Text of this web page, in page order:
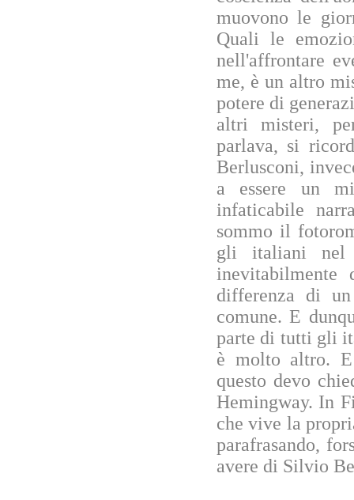
muovono le
Quali le
nell'affrontare
me, è un altro
potere di
altri misteri,
parlava, si
Berlusconi,
a essere un
infaticabile
sommo il
gli italiani nel
differenza di
comune. E
parte di tutti gli
è molto altro.
questo devo
Hemingway. In
che vive la
parafrasando,
avere di Silvio